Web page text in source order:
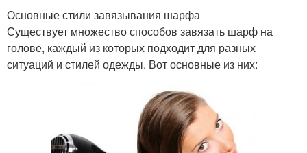
Основные стили завязывания шарфа
Существует множество способов завязать шарф на
голове, каждый из которых подходит для разных
ситуаций и стилей одежды. Вот основные из них: